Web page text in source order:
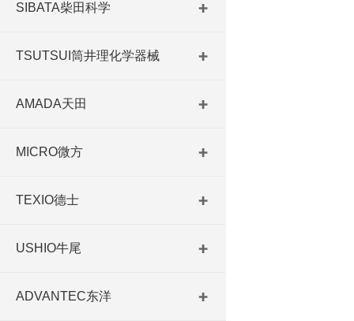
SIBATA柴田科学
TSUTSUI筒井理化学器械
AMADA天田
MICRO微方
TEXIO德士
USHIO牛尾
ADVANTEC东洋